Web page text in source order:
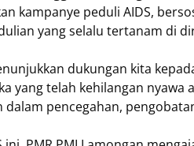
kampanye peduli AIDS,
yang selalu tertanam di
dukungan kita
yang telah kehilangan nyawa
pencegahan,